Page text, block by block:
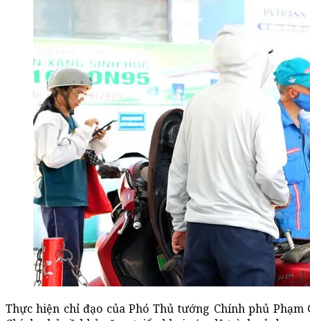
Thực hiện chỉ đạo của Phó Thủ tướng Chính phủ Phạm